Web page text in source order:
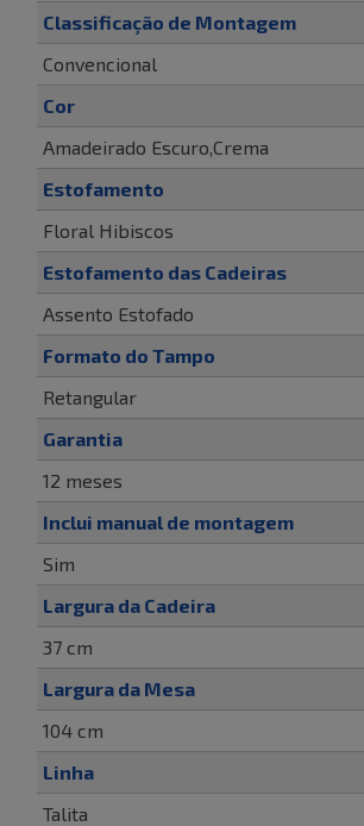
Classificação de Montagem
Convencional
Cor
Amadeirado Escuro,Crema
Estofamento
Floral Hibiscos
Estofamento das Cadeiras
Assento Estofado
Formato do Tampo
Retangular
Garantia
12 meses
Inclui manual de montagem
Sim
Largura da Cadeira
37 cm
Largura da Mesa
104 cm
Linha
Talita